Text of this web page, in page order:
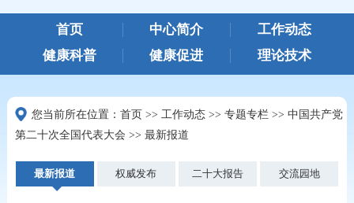
首页 中心简介
工作动态
健康科普
健康促进 理论技术
您当前所在位置： 首页 >> 工作动态>> 专题专栏>> 中国共产党
第二十次全国代表大会 >> 最新报道
最新报道 权威发布 二十大报告 交流园地